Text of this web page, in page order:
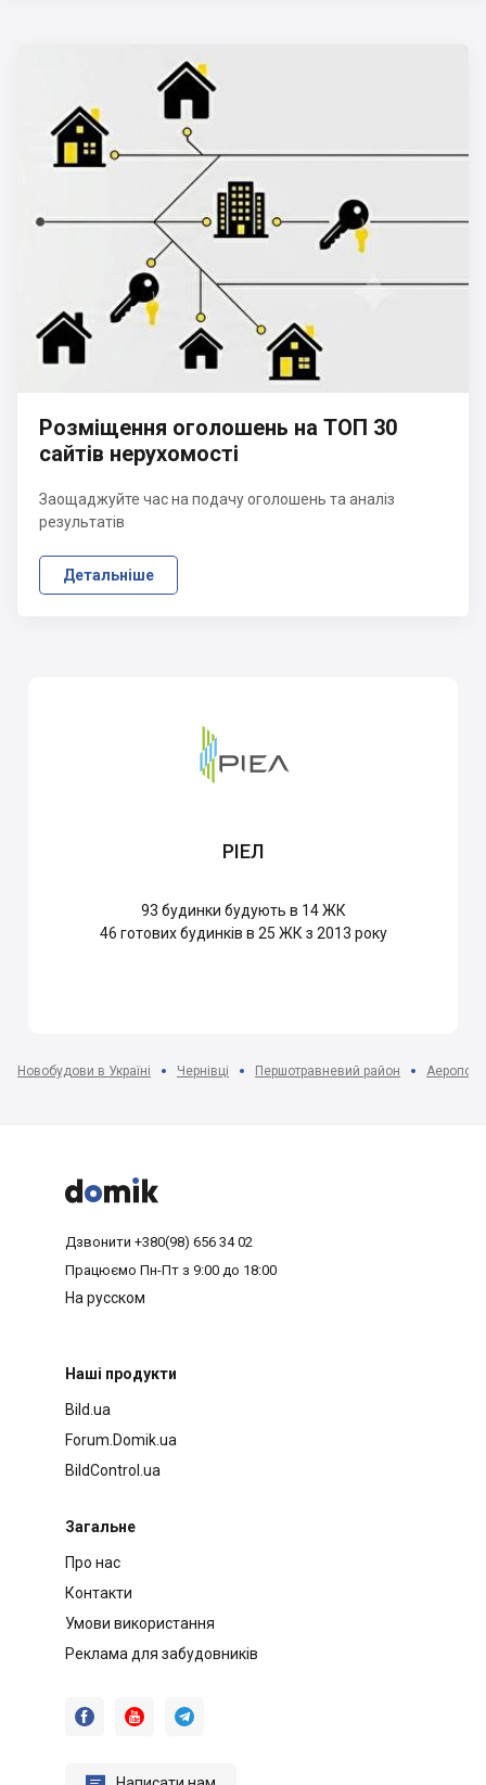
Розміщення оголошень на ТОП 30
сайтів нерухомості
Заощаджуйте час на подачу оголошень та аналіз
результатів
Детальніше
РІЕЛ
93 будинки будують в 14 ЖК
46 готових будинків в 25 ЖК з 2013 року
Новобудови в Україні Чернівці Першотравневий район



Дзвонити +380(98) 656 34 02
Працюємо Пн-Пт з 9:00 до 18:00
На русском
Наші продукти
Bild.ua
Forum.Domik.ua
BildControl.ua
Загальне
Про нас
Контакти
Умови використання
Реклама для забудовників
  